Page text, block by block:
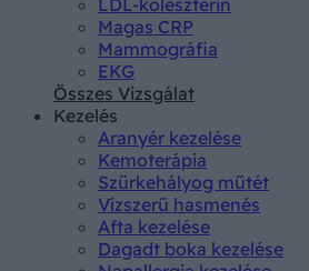
Magas CRP
Mammográfia
EKG
Összes Vizsgálat
Kezelés
Aranyér kezelése
Kemoterápia
Szürkehályog műtét
Vízszerű hasmenés
Afta kezelése
Dagadt boka kezelése